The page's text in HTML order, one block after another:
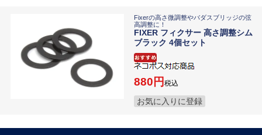
Fixerの高さ微調整やバダスブリッジの弦
高調整に！
FIXER フィクサー 高さ調整シム
ブラック 4個セット
880 税込
お気に入りに登録